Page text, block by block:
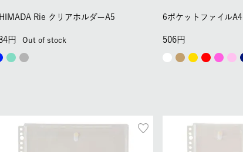
Rie クリアホルダーA5
Out of stock
6ポケットファイルA4
506